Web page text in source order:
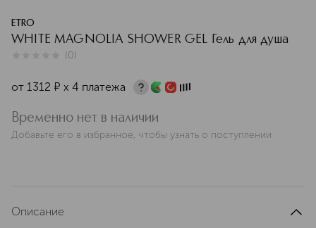
ETRO
WHITE MAGNOLIA SHOWER GEL Гель для душа
(0)
от 1312 ¤ х 4 платежа
Временно нет в наличии
Добавьте его в избранное, чтобы узнать о поступлении
Описание